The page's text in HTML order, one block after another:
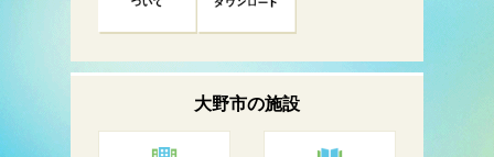
大野市の施設